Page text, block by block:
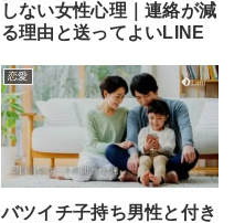
しない女性心理｜連絡が減
る理由と送ってよいLINE
恋愛
バツイチ子持ち男性と付き